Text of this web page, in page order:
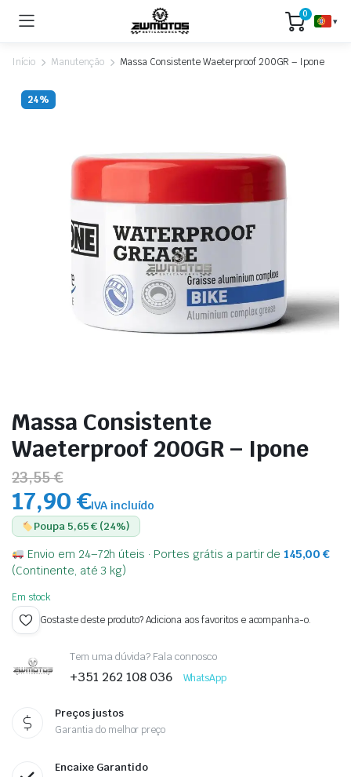
0
▾
Início Manutenção Massa Consistente Waeterproof 200GR – Ipone
24%
Massa Consistente
Waeterproof 200GR – Ipone
23,55 €
17,90 €IVA incluído
Poupa 5,65 € (24%)
Envio em 24–72h úteis · Portes grátis a partir de145,00 €
(Continente, até 3 kg)
Em stock
Gostaste deste produto? Adiciona aos favoritos e acompanha-o.
Tem uma dúvida? Fala connosco
+351 262 108 036 WhatsApp
Preços justos
Garantia do melhor preço
Encaixe Garantido